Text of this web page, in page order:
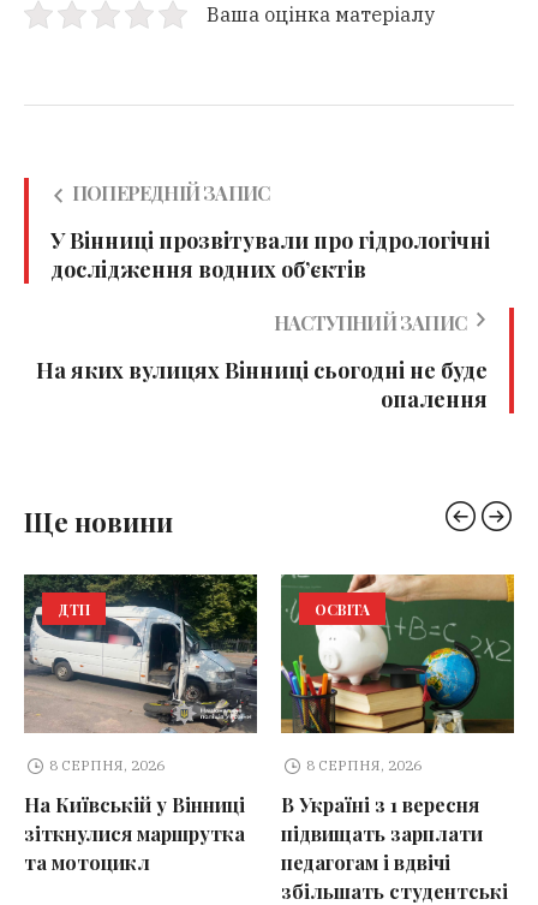
Ваша оцінка матеріалу
ПОПЕРЕДНІЙ ЗАПИС
У Вінниці прозвітували про гідрологічні
дослідження водних об’єктів
НАСТУПНИЙ ЗАПИС
На яких вулицях Вінниці сьогодні не буде
опалення
Ще новини
ДТП
8 СЕРПНЯ, 2026
На Київській у Вінниці
зіткнулися маршрутка
та мотоцикл
ОСВІТА
8 СЕРПНЯ, 2026
В Україні з 1 вересня
підвищать зарплати
педагогам і вдвічі
збільшать студентські